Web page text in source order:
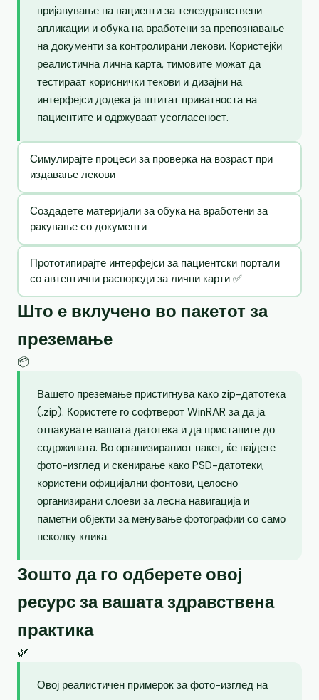
пријавување на пациенти за телездравствени
апликации и обука на вработени за препознавање
на документи за контролирани лекови. Користејќи
реалистична лична карта, тимовите можат да
тестираат кориснички текови и дизајни на
интерфејси додека ја штитат приватноста на
пациентите и одржуваат усогласеност.
Симулирајте процеси за проверка на возраст при
издавање лекови
Создадете материјали за обука на вработени за
ракување со документи
Прототипирајте интерфејси за пациентски портали
со автентични распореди за лични карти ✅
Што е вклучено во пакетот за
преземање
📦
Вашето преземање пристигнува како zip-датотека
(.zip). Користете го софтверот WinRAR за да ја
отпакувате вашата датотека и да пристапите до
содржината. Во организираниот пакет, ќе најдете
фото-изглед и скенирање како PSD-датотеки,
користени официјални фонтови, целосно
организирани слоеви за лесна навигација и
паметни објекти за менување фотографии со само
неколку клика.
Зошто да го одберете овој
ресурс за вашата здравствена
практика
🌿
Овој реалистичен примерок за фото-изглед на